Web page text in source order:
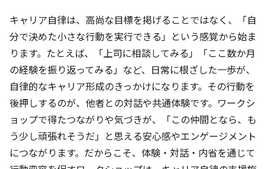
キャリア自律は、高尚な目標を掲げることではなく、「自
分で決めた小さな行動を実行できる」という感覚から始ま
ります。たとえば、「上司に相談してみる」「ここ数か月
の経験を振り返ってみる」など、日常に根ざした一歩が、
自律的なキャリア形成のきっかけになります。その行動を
後押しするのが、他者との対話や共通体験です。ワークシ
ョップで得たつながりや気づきが、「この仲間となら、も
う少し頑張れそうだ」と思える安心感やエンゲージメント
につながります。だからこそ、体験・対話・内省を通じて